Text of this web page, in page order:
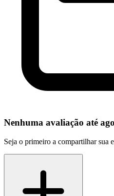
Nenhuma avaliação até
Seja o primeiro a compartilhar sua